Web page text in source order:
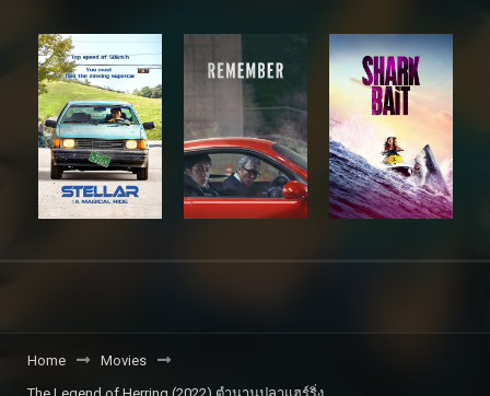
Home
Movies